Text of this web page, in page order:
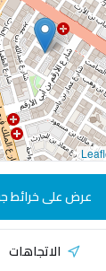
عرض على خرائط
الاتجاهات